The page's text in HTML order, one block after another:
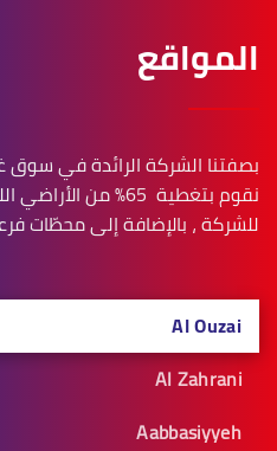
المواقع
بصفتنا الشركة الرائدة في سوق
نقوم بتغطية 65% من
للشركة ، بالإضافة إلى محطّات
Al Ouzai
Al Zahrani
Aabbasiyyeh